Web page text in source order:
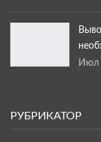
Июл
РУБРИКАТОР